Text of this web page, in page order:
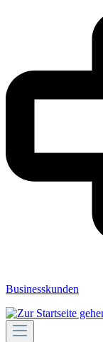
Businesskunden